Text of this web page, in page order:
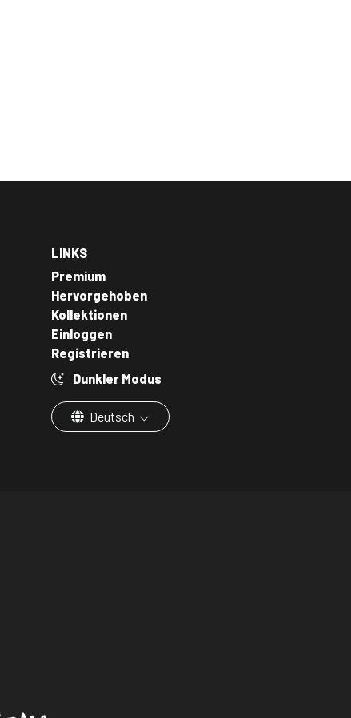
LINKS
Premium
Hervorgehoben
Kollektionen
Einloggen
Registrieren
Dunkler Modus
Deutsch